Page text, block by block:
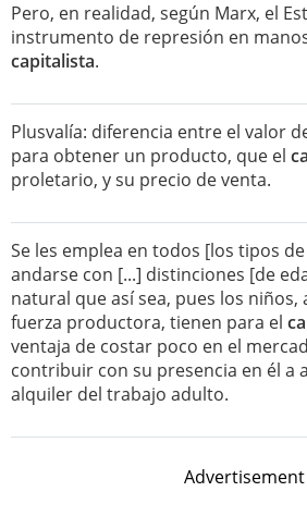
Pero, en realidad, según Marx, el
instrumento de represión en
capitalista.
Plusvalía: diferencia entre el valor
para obtener un producto, que el
proletario, y su precio de venta.
Se les emplea en todos [los tipos
andarse con [...] distinciones [de
natural que así sea, pues los niños,
fuerza productora, tienen para el
ventaja de costar poco en el
contribuir con su presencia en él a
alquiler del trabajo adulto.
Advertisement